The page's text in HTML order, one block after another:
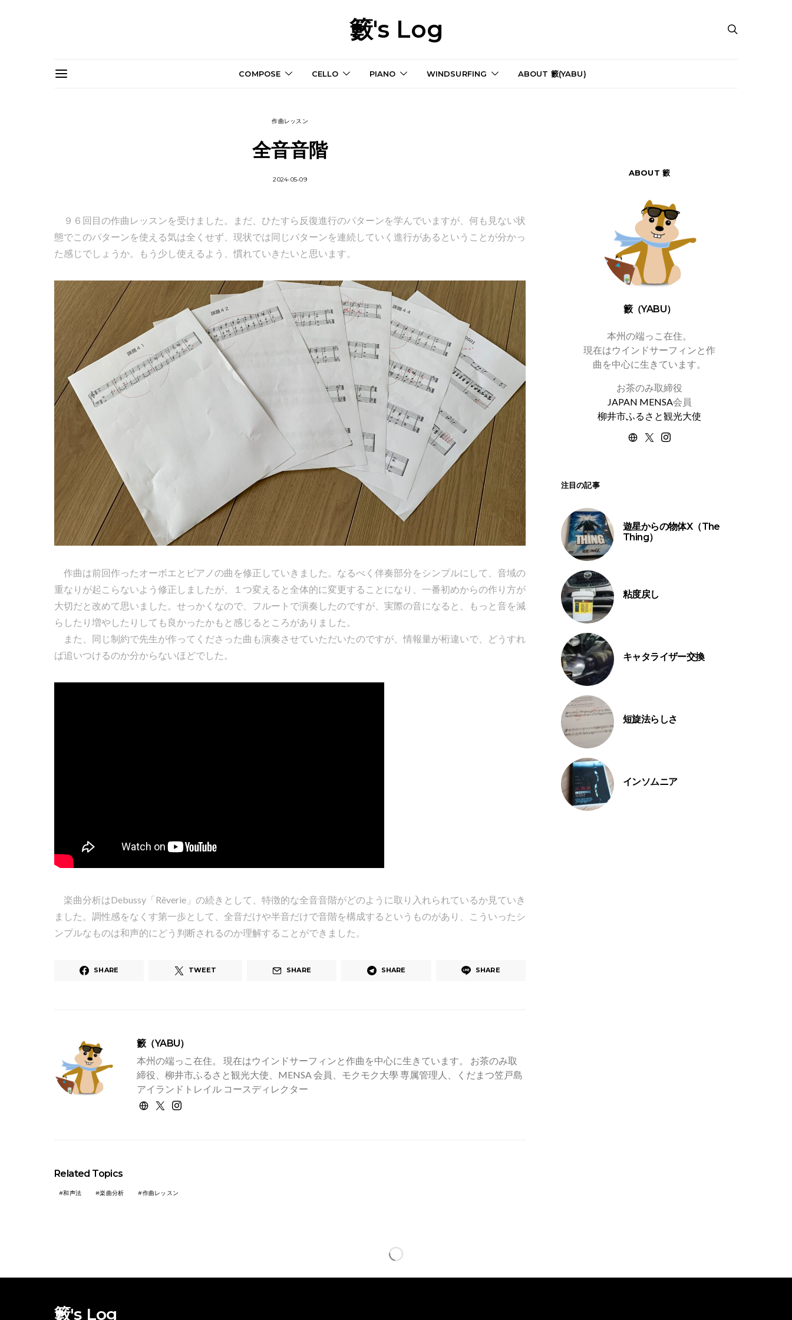
籔's Log
COMPOSE CELLO PIANO WINDSURFING ABOUT 籔(YABU)
作曲レッスン
全音音階
2024-05-09
９６回目の作曲レッスンを受けました。まだ、ひたすら反復進行のパターンを学んでいますが、何も見ない状
態でこのパターンを使える気は全くせず、現状では同じパターンを連続していく進行があるということが分かっ
た感じでしょうか。もう少し使えるよう、慣れていきたいと思います。
作曲は前回作ったオーボエとピアノの曲を修正していきました。なるべく伴奏部分をシンプルにして、音域の
重なりが起こらないよう修正しましたが、１つ変えると全体的に変更することになり、一番初めからの作り方が
大切だと改めて思いました。せっかくなので、フルートで演奏したのですが、実際の音になると、もっと音を減
らしたり増やしたりしても良かったかもと感じるところがありました。
また、同じ制約で先生が作ってくださった曲も演奏させていただいたのですが、情報量が桁違いで、どうすれ
ば追いつけるのか分からないほどでした。
楽曲分析はDebussy「Rêverie」の続きとして、特徴的な全音音階がどのように取り入れられているか見ていき
ました。調性感をなくす第一歩として、全音だけや半音だけで音階を構成するというものがあり、こういったシ
ンプルなものは和声的にどう判断されるのか理解することができました。
SHARE TWEET SHARE SHARE SHARE
籔（YABU）
本州の端っこ在住。 現在はウインドサーフィンと作曲を中心に生きています。 お茶のみ取
締役、柳井市ふるさと観光大使、MENSA 会員、モクモク大學 専属管理人、くだまつ笠戸島
アイランドトレイル コースディレクター
Related Topics
和声法 楽曲分析 作曲レッスン
ABOUT 籔
籔（YABU）
本州の端っこ在住。
現在はウインドサーフィンと作
曲を中心に生きています。
お茶のみ取締役
JAPAN MENSA会員
柳井市ふるさと観光大使
注目の記事
遊星からの物体X（The
Thing）
粘度戻し
キャタライザー交換
短旋法らしさ
インソムニア
籔's Log